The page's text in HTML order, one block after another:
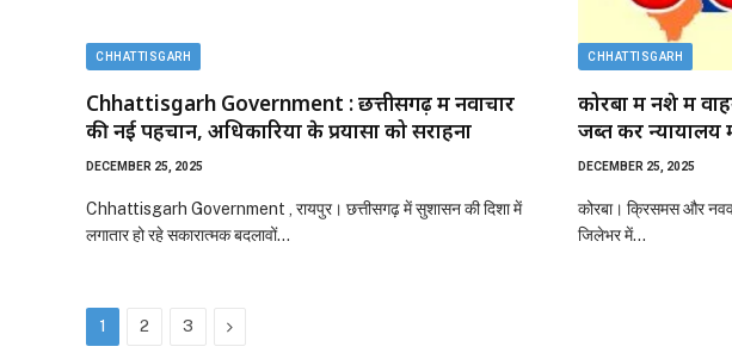
CHHATTISGARH
Chhattisgarh Government : छत्तीसगढ़ में नवाचार
की नई पहचान, अधिकारियों के प्रयासों को सराहना
DECEMBER 25, 2025
Chhattisgarh Government , रायपुर। छत्तीसगढ़ में सुशासन की दिशा में
लगातार हो रहे सकारात्मक बदलावों…
CHHATTISGARH
कोरबा में नशे में
जब्त कर न्यायालय
DECEMBER 25, 2025
कोरबा। क्रिसमस और
जिलेभर में…
1 2 3 Next